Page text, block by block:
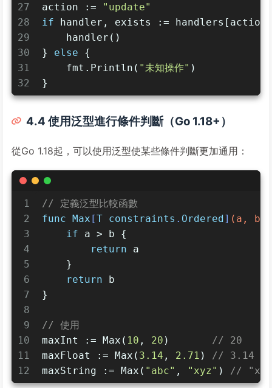
27
28
29
30
31
32
action :=
"update"
if handler, exists :=
    handler()
} else {
    fmt.Println(
"未知操作" )
}
4.4 使用泛型進行條件判斷（Go 1.18+）
從Go 1.18起，可以使用泛型使某些條件判斷更加通用：
1
2
3
4
5
6
7
8
9
10
11
12
// 定義泛型比較函數
func Max [T constraints . Ordered] (a, b
if a > b {
return a
    }
return b
}
// 使用
maxInt := Max( 10 , 20 ) // 20
maxFloat := Max( 3.14 , 2.71 ) // 3.14
maxString := Max( "abc" , "xyz" ) //